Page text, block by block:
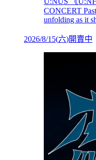
CONCERT
unfolding as it
2026/8/15(六)開賣中